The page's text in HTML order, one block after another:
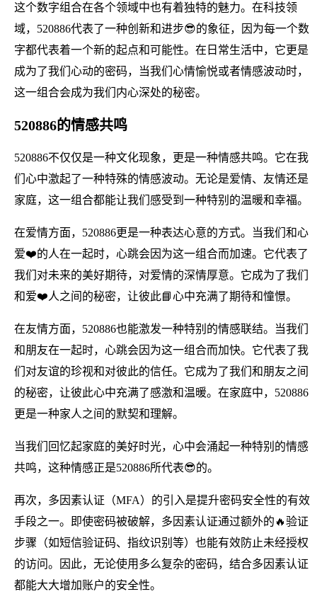
这个数字组合在各个领域中也有着独特的魅力。在科技领
域，520886代表了一种创新和进步😎的象征，因为每一个数
字都代表着一个新的起点和可能性。在日常生活中，它更是
成为了我们心动的密码，当我们心情愉悦或者情感波动时，
这一组合会成为我们内心深处的秘密。
520886的情感共鸣
520886不仅仅是一种文化现象，更是一种情感共鸣。它在我
们心中激起了一种特殊的情感波动。无论是爱情、友情还是
家庭，这一组合都能让我们感受到一种特别的温暖和幸福。
在爱情方面，520886更是一种表达心意的方式。当我们和心
爱❤️的人在一起时，心跳会因为这一组合而加速。它代表了
我们对未来的美好期待，对爱情的深情厚意。它成为了我们
和爱❤️人之间的秘密，让彼此📘心中充满了期待和憧憬。
在友情方面，520886也能激发一种特别的情感联结。当我们
和朋友在一起时，心跳会因为这一组合而加快。它代表了我
们对友谊的珍视和对彼此的信任。它成为了我们和朋友之间
的秘密，让彼此心中充满了感激和温暖。在家庭中，520886
更是一种家人之间的默契和理解。
当我们回忆起家庭的美好时光，心中会涌起一种特别的情感
共鸣，这种情感正是520886所代表😎的。
再次，多因素认证（MFA）的引入是提升密码安全性的有效
手段之一。即使密码被破解，多因素认证通过额外的🔥验证
步骤（如短信验证码、指纹识别等）也能有效防止未经授权
的访问。因此，无论使用多么复杂的密码，结合多因素认证
都能大大增加账户的安全性。